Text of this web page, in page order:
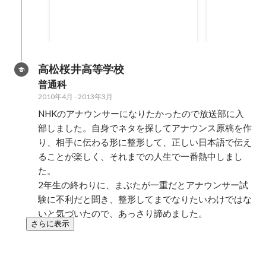
高松桜井高等学校
普通科
2010年4月 - 2013年3月
NHKのアナウンサーになりたかったので放送部に入
部しました。自身でネタを探してアナウンス原稿を作
り、相手に伝わる形に整形して、正しい日本語で伝え
ることが楽しく、それまでの人生で一番熱中しまし
た。
2年生の終わりに、まぶたが一重だとアナウンサー試
験に不利だと聞き、整形してまでなりたいわけではな
いと気づいたので、あっさり諦めました。
さらに表示